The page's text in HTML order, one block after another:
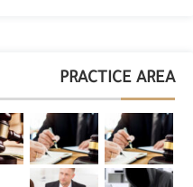
PRACTICE AREA